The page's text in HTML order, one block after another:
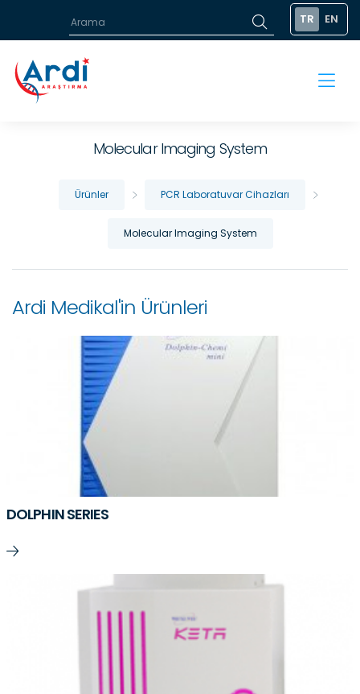
TR EN
Molecular Imaging System
Ürünler PCR Laboratuvar Cihazları
Molecular Imaging System
Ardi Medikal'in Ürünleri
DOLPHIN SERIES